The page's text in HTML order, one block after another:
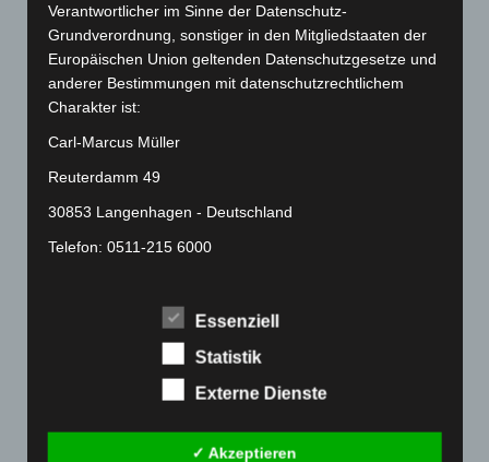
April 2022(198)
März 2022(221)
Februar 2022(189)
Januar 2022 (190)
Dezember 2021(204)
November 2021(215)
Oktober 2021(171)
September 2021(180)
Verantwortlicher im Sinne der Datenschutz-
Grundverordnung, sonstiger in den Mitgliedstaaten der
Europäischen Union geltenden Datenschutzgesetze und
anderer Bestimmungen mit datenschutzrechtlichem
Charakter ist:
Carl-Marcus Müller
Reuterdamm 49
30853 Langenhagen - Deutschland
Telefon: 0511-215 6000
Textdateien, welche über einen Internetbrowser auf
einem Computersystem abgelegt und gespeichert
Essenziell
Statistik
Externe Dienste
✓ Akzeptieren